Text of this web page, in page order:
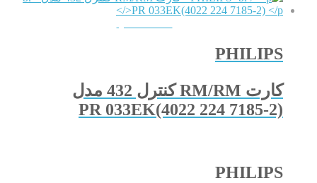
PHILIPS
کارت RM/RM کنترل 432 مدل
PR 033EK(4022 224 7185-2)
PHILIPS